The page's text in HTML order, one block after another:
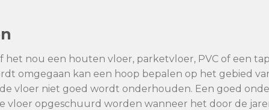
nou een houten vloer, parketvloer, PVC of een
omgegaan kan een hoop bepalen op het gebied
vloer niet goed wordt onderhouden. Een goed
vloer opgeschuurd worden wanneer het door de